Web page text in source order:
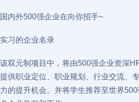
国内外500强企业在向你招手~
实习的企业名录
该双元制项目中，将由500强企业资深
提供职业定位、职业规划、行业交流、
力的提升机会。并将学生推荐至世界